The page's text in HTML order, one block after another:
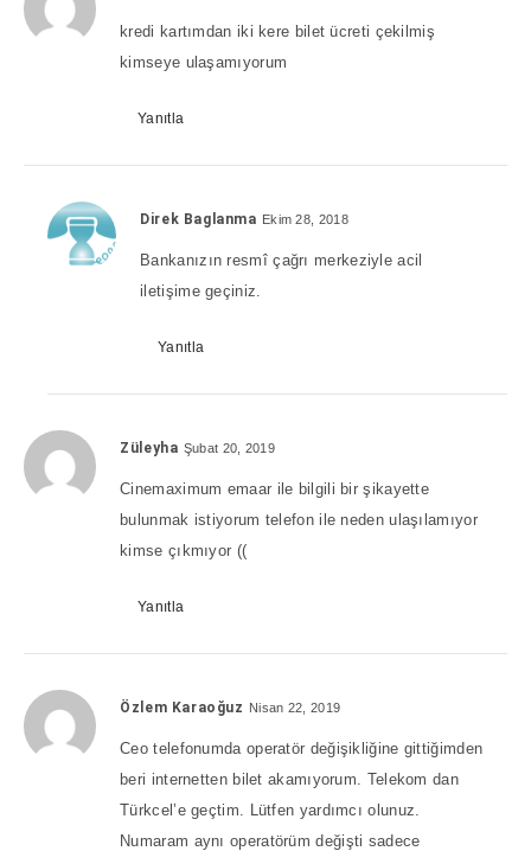
kredi kartımdan iki kere bilet ücreti çekilmiş
kimseye ulaşamıyorum
Yanıtla
Direk Baglanma Ekim 28, 2018
Bankanızın resmî çağrı merkeziyle acil
iletişime geçiniz.
Yanıtla
Züleyha Şubat 20, 2019
Cinemaximum emaar ile bilgili bir şikayette
bulunmak istiyorum telefon ile neden ulaşılamıyor
kimse çıkmıyor ((
Yanıtla
Özlem Karaoğuz Nisan 22, 2019
Ceo telefonumda operatör değişikliğine gittiğimden
beri internetten bilet akamıyorum. Telekom dan
Türkcel’e geçtim. Lütfen yardımcı olunuz.
Numaram aynı operatörüm değişti sadece